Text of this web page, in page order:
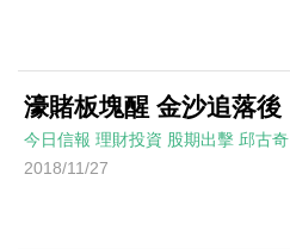
濠賭板塊醒 金沙追落後
今日信報 理財投資 股期出擊 邱古奇
2018/11/27